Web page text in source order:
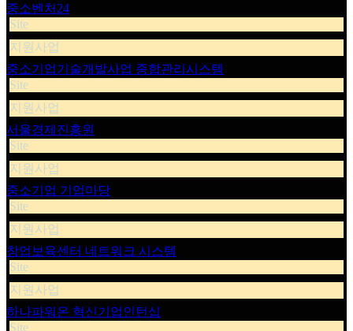
중소벤처24
Site
지원사업
중소기업기술개발사업 종합관리시스템
Site
지원사업
서울경제진흥원
Site
지원사업
중소기업 기업마당
Site
지원사업
창업보육센터 네트워크 시스템
Site
지원사업
하나파워온 혁신기업인턴십
Site